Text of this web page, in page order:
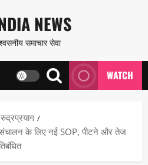
NEWS
समाचार सेवा
WATCH
रुद्रप्रयाग
संचालन के लिए नई SOP, पीटने और तेज